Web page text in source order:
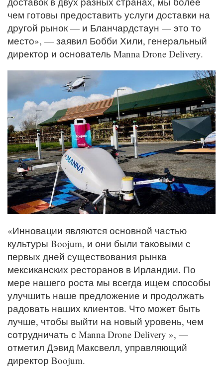
чем готовы предоставить услуги доставки на
другой рынок — и Бланчардстаун — это то
место», — заявил Бобби Хили, генеральный
директор и основатель Manna Drone Delivery.
«Инновации являются основной частью
культуры Boojum, и они были таковыми с
первых дней существования рынка
мексиканских ресторанов в Ирландии. По
мере нашего роста мы всегда ищем способы
улучшить наше предложение и продолжать
радовать наших клиентов. Что может быть
лучше, чтобы выйти на новый уровень, чем
сотрудничать с Manna Drone Delivery », —
отметил Дэвид Максвелл, управляющий
директор Boojum.